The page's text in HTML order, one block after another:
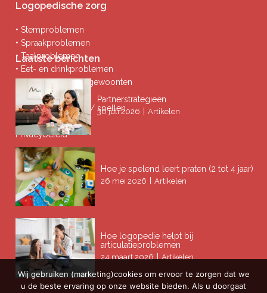
Logopedische zorg
• Stemproblemen
• Spraakproblemen
• Taalproblemen
• Eet- en drinkproblemen
• Afwijkende mondgewoonten
• Ademproblemen
• Problemen lezen / spellen
Privacybeleid
Laatste berichten
Partnerstrategieën
30 juli 2026 Artikelen
Hoe je spelend leert praten (2 tot 4 jaar)
26 mei 2026 Artikelen
Hoe logopedie helpt bij
articulatieproblemen
24 maart 2026 Artikelen
Wij gebruiken (marketing)cookies om ervoor te zorgen dat we
u de beste ervaring op onze website bieden. Als u doorgaat